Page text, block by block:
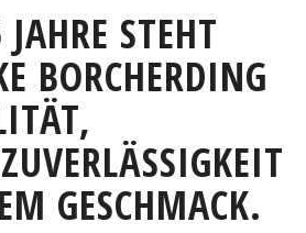
STEHT
BORCHERDING
GESCHMACK.